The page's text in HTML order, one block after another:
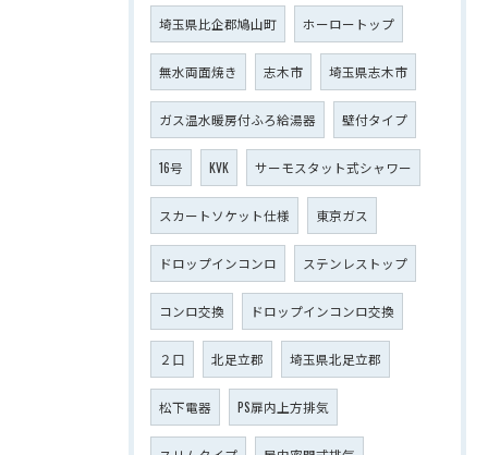
埼玉県比企郡鳩山町 ホーロートップ
無水両面焼き 志木市 埼玉県志木市
ガス温水暖房付ふろ給湯器 壁付タイプ
16号 KVK サーモスタット式シャワー
スカートソケット仕様 東京ガス
ドロップインコンロ ステンレストップ
コンロ交換 ドロップインコンロ交換
２口 北足立郡 埼玉県北足立郡
松下電器 PS扉内上方排気